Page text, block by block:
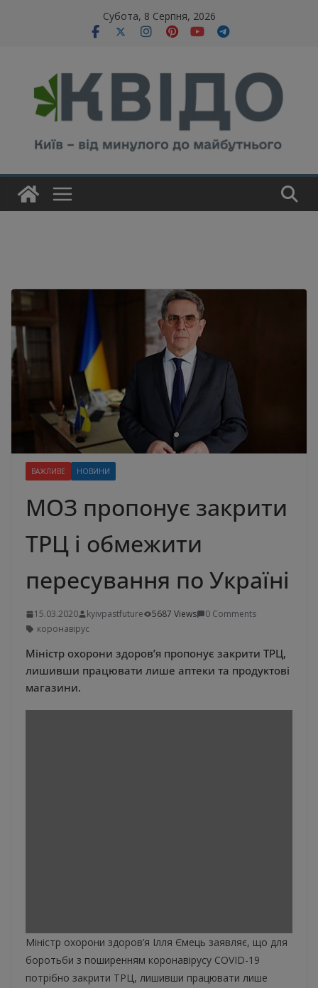
Субота, 8 Серпня, 2026
ВАЖЛИВЕ НОВИНИ
МОЗ пропонує закрити
ТРЦ і обмежити
пересування по Україні
15.03.2020 kyivpastfuture 5687 Views
0 Comments
коронавірус
Міністр охорони здоров’я пропонує закрити ТРЦ,
лишивши працювати лише аптеки та продуктові
магазини.
Міністр охорони здоров’я Ілля Ємець заявляє, що для
боротьби з поширенням коронавірусу COVID-19
потрібно закрити ТРЦ, лишивши працювати лише
modal-check